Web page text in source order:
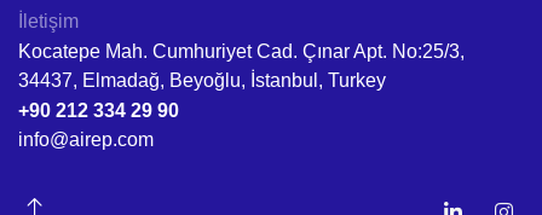
İletişim
Kocatepe Mah. Cumhuriyet Cad. Çınar Apt. No:25/3,
34437, Elmadağ, Beyoğlu, İstanbul, Turkey
+90 212 334 29 90
info@airep.com